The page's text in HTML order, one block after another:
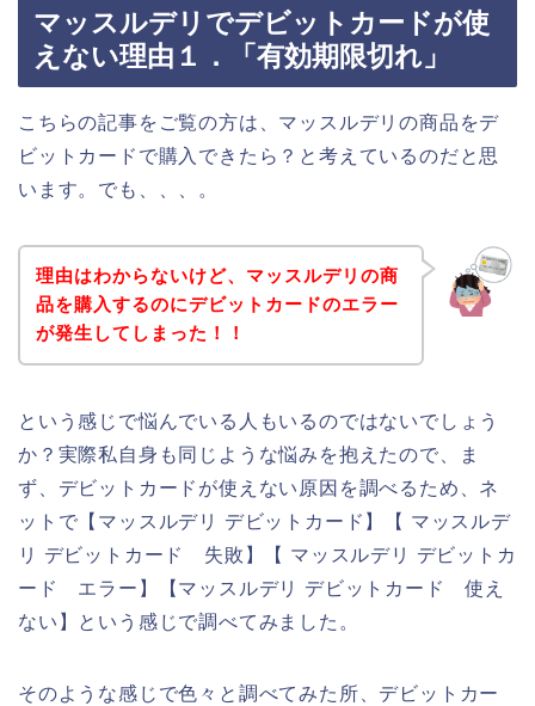
マッスルデリでデビットカードが使
えない理由１．「有効期限切れ」
こちらの記事をご覧の方は、マッスルデリの商品をデ
ビットカードで購入できたら？と考えているのだと思
います。でも、、、。
理由はわからないけど、マッスルデリの商
品を購入するのにデビットカードのエラー
が発生してしまった！！
という感じで悩んでいる人もいるのではないでしょう
か？実際私自身も同じような悩みを抱えたので、ま
ず、デビットカードが使えない原因を調べるため、ネ
ットで【マッスルデリ デビットカード】【 マッスルデ
リ デビットカード 失敗】【 マッスルデリ デビットカ
ード エラー】【マッスルデリ デビットカード 使え
ない】という感じで調べてみました。
そのような感じで色々と調べてみた所、デビットカー